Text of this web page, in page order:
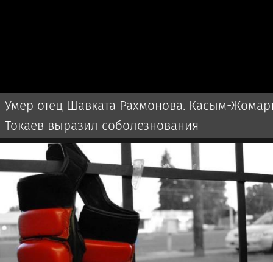
Умер отец Шавката Рахмонова. Касым-
Токаев выразил соболезнования